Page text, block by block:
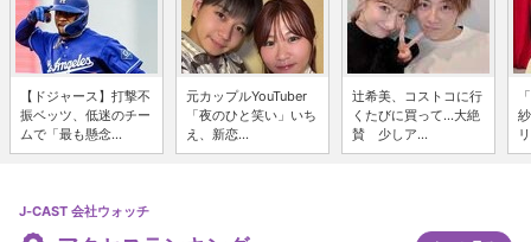
【ドジャース】打撃不
振ベッツ、低迷のチー
ムで「最も懸念...
元カップルYouTuber
「夜のひと笑い」いち
え、新恋...
辻希美、コストコに行
くたびに買って...大絶
賛 少しア...
J-CAST 会社ウォッチ